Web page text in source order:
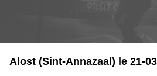
Alost (Sint-Annazaal) le 21-